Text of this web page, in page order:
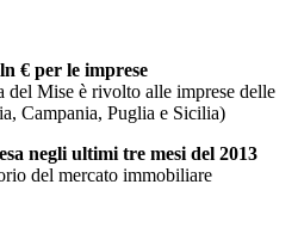
€ per le imprese
Mise è rivolto alle imprese delle
Campania, Puglia e Sicilia)
negli ultimi tre mesi del 2013
del mercato immobiliare